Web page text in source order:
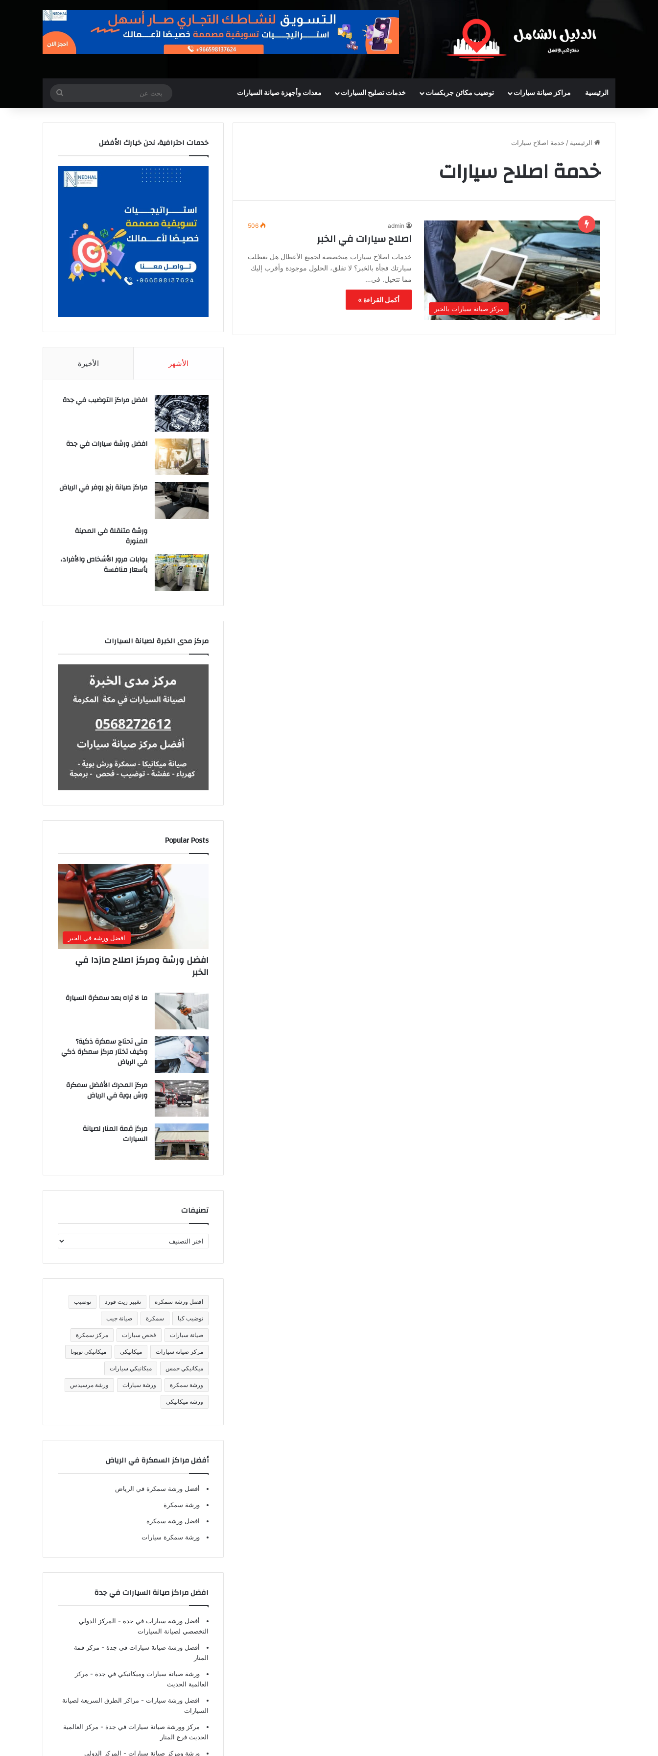
الرئيسية مراكز صيانة سيارات توضيب مكائن جربكسات خدمات تصليح السيارات معدات وأجهزة صيانة السيارات
عن
الرئيسية / خدمة اصلاح سيارات
خدمة اصلاح سيارات
مركز صيانة سيارات بالخبر
admin
506
اصلاح سيارات في الخبر
خدمات اصلاح سيارات متخصصة لجميع الأعطال هل تعطلت
سيارتك فجأة بالخبر؟ لا تقلق، الحلول موجودة وأقرب إليك
مما تتخيل. في…
أكمل القراءة »
خدمات احترافية، نحن خيارك الأفضل
الأشهر الأخيرة
افضل مراكز التوضيب في جدة
افضل ورشة سيارات في جدة
مراكز صيانة رنج روفر في الرياض
ورشة متنقلة في المدينة
المنورة
بوابات مرور الأشخاص والأفراد،
بأسعار منافسة
مركز مدى الخبرة لصيانة السيارات
Popular Posts
افضل ورشة في الخبر
افضل ورشة ومركز اصلاح مازدا في
الخبر
ما لا تراه بعد سمكرة السيارة
متى تحتاج سمكرة ذكية؟
وكيف تختار مركز سمكرة ذكي
في الرياض
مركز المحرك الأفضل سمكرة
ورش بوية في الرياض
مركز قمة المنار لصيانة
السيارات
تصنيفات
ص
ف
تافضل ورشة سمكرة تغيير زيت فورد توضيب
توضيب كيا سمكرة صيانة جيب
صيانة سيارات فحص سيارات مركز سمكرة
مركز صيانة سيارات ميكانيكي ميكانيكي تويوتا
ميكانيكي جمس ميكانيكي سيارات
ورشة سمكرة ورشة سيارات ورشة مرسيدس
ورشة ميكانيكي
أفضل مراكز السمكرة في الرياض
أفضل ورشة سمكرة في الرياض
ورشة سمكرة
افضل ورشة سمكرة
ورشة سمكرة سيارات
افضل مراكز صيانة السيارات في جدة
أفضل ورشة سيارات في جدة - المركز الدولي
التخصصي لصيانة السيارات
أفضل ورشة صيانة سيارات في جدة - مركز قمة
المنار
ورشة صيانة سيارات وميكانيكي في جدة - مركز
العالمية الحديث
افضل ورشة سيارات - مراكز الطرق السريعة لصيانة
السيارات
مركز وورشة صيانة سيارات في جدة - مركز العالمية
الحديث فرع المنار
ورشة ومركز صيانة سيارات - المركز الدولي